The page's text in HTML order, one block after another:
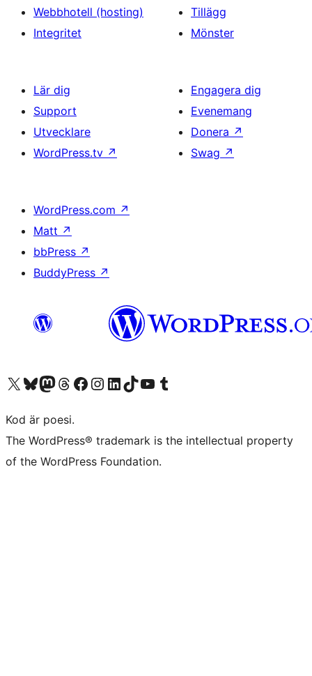
Webbhotell (hosting)
Integritet
Tillägg
Mönster
Lär dig
Support
Utvecklare
WordPress.tv ↗
Engagera dig
Evenemang
Donera ↗
Swag ↗
WordPress.com ↗
Matt ↗
bbPress ↗
BuddyPress ↗
Besök vår X-konto (f.d. Twitter)
Besök vårt Bluesky-konto
Besök vårt Mastodon-konto
Besök vårt Thread-konto
Besök vår Facebook-sidaBesök vårt Instagram-konto
Besök vårt LinkedIn-konto
Besök vårt TikTok-konto
Besök vår YouTube-kanalBesök vårt Tumblr-konto
Kod är poesi.
The WordPress® trademark is the intellectual property
of the WordPress Foundation.